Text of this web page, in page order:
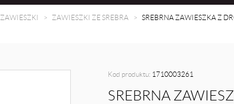
ZAWIESZKI ZAWIESZKI ZE SREBRA SREBRNA ZAWIESZKA Z
Kod produktu: 1710003261
SREBRNA